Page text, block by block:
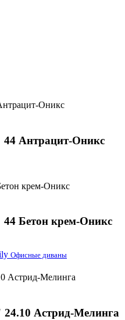
Антрацит-Оникс
Бетон крем-Оникс
Офисные диваны
Астрид-Мелинга